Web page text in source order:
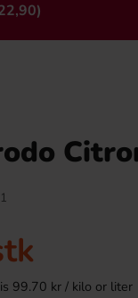
99.70 kr / kilo or liter